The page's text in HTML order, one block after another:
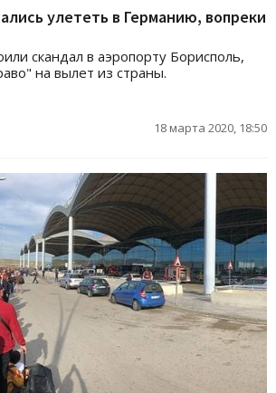
улететь в Германию, вопреки
скандал в аэропорту Борисполь,
на вылет из страны.
18 марта 2020, 18:50